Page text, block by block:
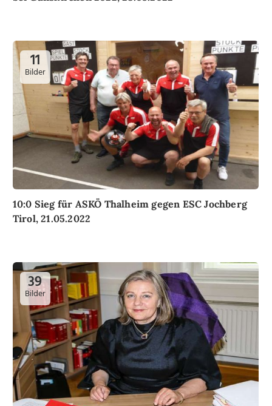
11
Bilder
10:0 Sieg für ASKÖ Thalheim gegen ESC Jochberg
Tirol, 21.05.2022
39
Bilder